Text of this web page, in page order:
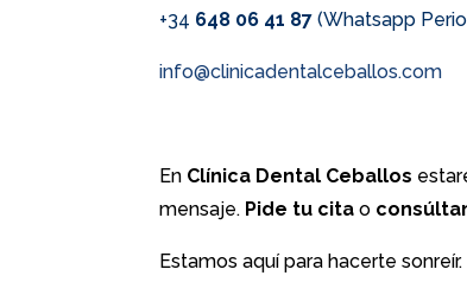
+34 648 06 41 87 (Whatsapp
info@clinicadentalceballos.com
En Clínica Dental Ceballos
mensaje. Pide tu cita o
Estamos aquí para hacerte sonreír.